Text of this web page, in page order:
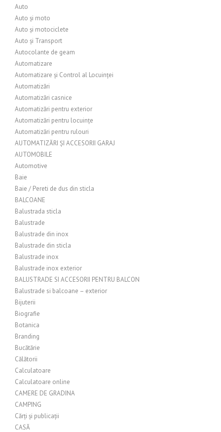
Auto
Auto și moto
Auto și motociclete
Auto și Transport
Autocolante de geam
Automatizare
Automatizare și Control al Locuinței
Automatizări
Automatizări casnice
Automatizări pentru exterior
Automatizări pentru locuințe
Automatizări pentru rulouri
AUTOMATIZĂRI ȘI ACCESORII GARAJ
AUTOMOBILE
Automotive
Baie
Baie / Pereti de dus din sticla
BALCOANE
Balustrada sticla
Balustrade
Balustrade din inox
Balustrade din sticla
Balustrade inox
Balustrade inox exterior
BALUSTRADE SI ACCESORII PENTRU BALCON
Balustrade si balcoane – exterior
Bijuterii
Biografie
Botanica
Branding
Bucătărie
Călătorii
Calculatoare
Calculatoare online
CAMERE DE GRADINA
CAMPING
Cărți și publicații
CASĂ